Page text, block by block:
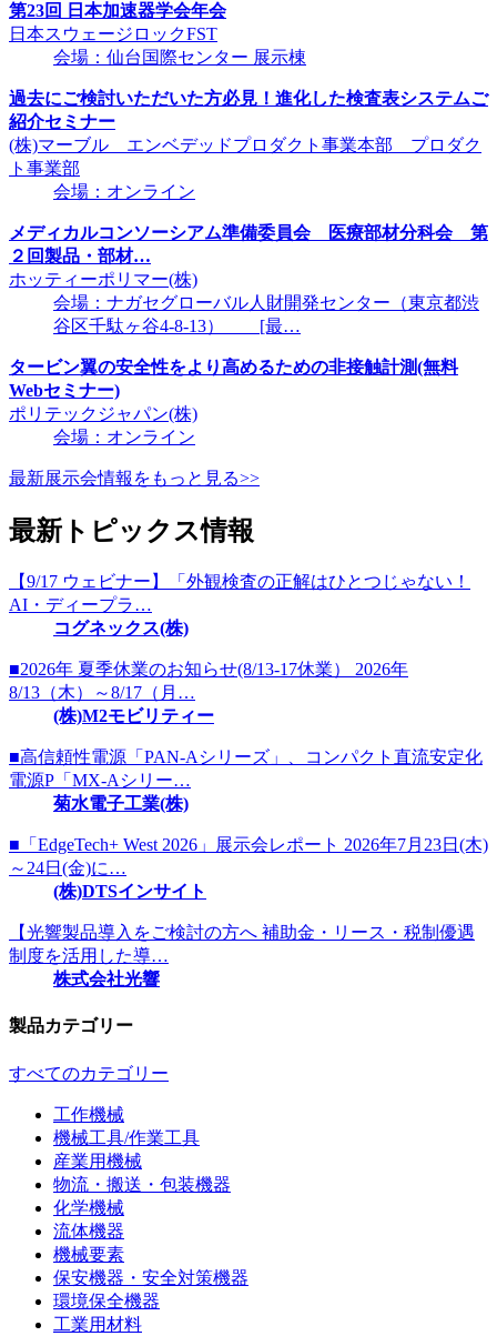
第23回 日本加速器学会年会
日本スウェージロックFST
会場：仙台国際センター 展示棟
過去にご検討いただいた方必見！進化した検査表システムご
紹介セミナー
(株)マーブル エンベデッドプロダクト事業本部 プロダク
ト事業部
会場：オンライン
メディカルコンソーシアム準備委員会 医療部材分科会 第
２回製品・部材…
ホッティーポリマー(株)
会場：ナガセグローバル人財開発センター（東京都渋
谷区千駄ヶ谷4-8-13） [最…
タービン翼の安全性をより高めるための非接触計測(無料
Webセミナー)
ポリテックジャパン(株)
会場：オンライン
最新展示会情報をもっと見る>>
最新トピックス情報
【9/17 ウェビナー】「外観検査の正解はひとつじゃない！
AI・ディープラ…
コグネックス(株)
■2026年 夏季休業のお知らせ(8/13-17休業） 2026年
8/13（木）～8/17（月…
(株)M2モビリティー
■高信頼性電源「PAN-Aシリーズ」、コンパクト直流安定化
電源P「MX-Aシリー…
菊水電子工業(株)
■「EdgeTech+ West 2026」展示会レポート 2026年7月23日(木)
～24日(金)に…
(株)DTSインサイト
【光響製品導入をご検討の方へ 補助金・リース・税制優遇
制度を活用した導…
株式会社光響
製品カテゴリー
すべてのカテゴリー
工作機械
機械工具/作業工具
産業用機械
物流・搬送・包装機器
化学機械
流体機器
機械要素
保安機器・安全対策機器
環境保全機器
工業用材料